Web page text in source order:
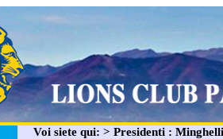
Voi siete qui: > Presidenti :